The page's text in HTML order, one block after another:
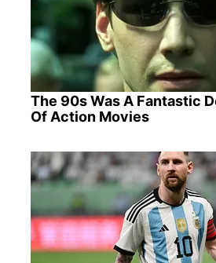
The 90s Was A Fantastic
Of Action Movies